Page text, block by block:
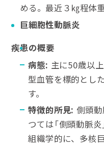
める。最近３㎏程体
巨細胞性動脈炎
疾患の概要
病態: 主に50歳以
型血管を標的とし
す。
特徴的所見: 側頭
つては「側頭動脈
組織学的に、多核